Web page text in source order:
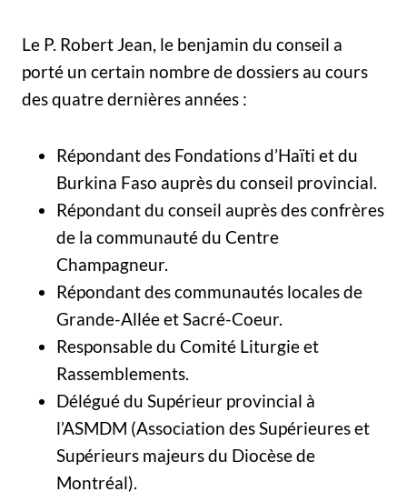
Le P. Robert Jean, le benjamin du conseil a
porté un certain nombre de dossiers au cours
des quatre dernières années :
Répondant des Fondations d’Haïti et du
Burkina Faso auprès du conseil provincial.
Répondant du conseil auprès des confrères
de la communauté du Centre
Champagneur.
Répondant des communautés locales de
Grande-Allée et Sacré-Coeur.
Responsable du Comité Liturgie et
Rassemblements.
Délégué du Supérieur provincial à
l’ASMDM (Association des Supérieures et
Supérieurs majeurs du Diocèse de
Montréal).